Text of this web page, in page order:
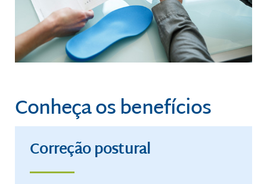
Conheça os benefícios
Correção postural